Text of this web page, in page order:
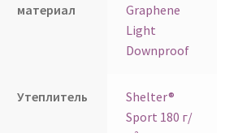
материал
Graphene
Light
Downproof
Утеплитель
Shelter®
Sport 180 г/